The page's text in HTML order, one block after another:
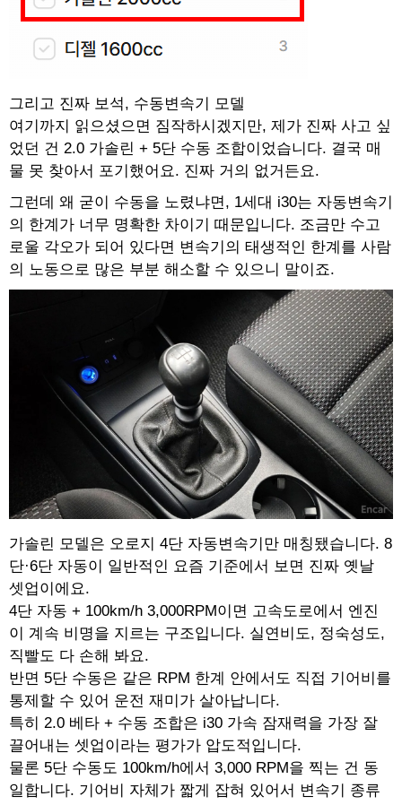
그리고 진짜 보석, 수동변속기 모델
여기까지 읽으셨으면 짐작하시겠지만, 제가 진짜 사고 싶
었던 건 2.0 가솔린 + 5단 수동 조합이었습니다. 결국 매
물 못 찾아서 포기했어요. 진짜 거의 없거든요.
그런데 왜 굳이 수동을 노렸냐면, 1세대 i30는 자동변속기
의 한계가 너무 명확한 차이기 때문입니다. 조금만 수고
로울 각오가 되어 있다면 변속기의 태생적인 한계를 사람
의 노동으로 많은 부분 해소할 수 있으니 말이죠.
가솔린 모델은 오로지 4단 자동변속기만 매칭됐습니다. 8
단·6단 자동이 일반적인 요즘 기준에서 보면 진짜 옛날
셋업이에요.
4단 자동 + 100km/h 3,000RPM이면 고속도로에서 엔진
이 계속 비명을 지르는 구조입니다. 실연비도, 정숙성도,
직빨도 다 손해 봐요.
반면 5단 수동은 같은 RPM 한계 안에서도 직접 기어비를
통제할 수 있어 운전 재미가 살아납니다.
특히 2.0 베타 + 수동 조합은 i30 가속 잠재력을 가장 잘
끌어내는 셋업이라는 평가가 압도적입니다.
물론 5단 수동도 100km/h에서 3,000 RPM을 찍는 건 동
일합니다. 기어비 자체가 짧게 잡혀 있어서 변속기 종류